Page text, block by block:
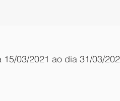
03/2021 ao dia 31/03/